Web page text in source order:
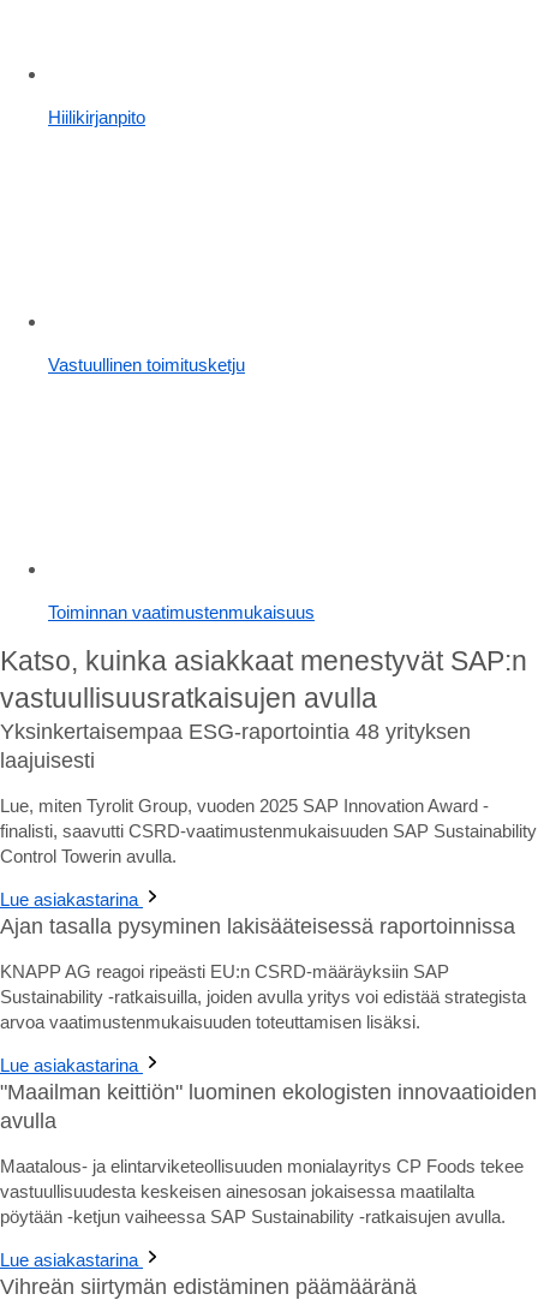
Hiilikirjanpito
Vastuullinen toimitusketju
Toiminnan vaatimustenmukaisuus
Katso, kuinka asiakkaat menestyvät SAP:n
vastuullisuusratkaisujen avulla
Yksinkertaisempaa ESG-raportointia 48 yrityksen
laajuisesti
Lue, miten Tyrolit Group, vuoden 2025 SAP Innovation Award -
finalisti, saavutti CSRD-vaatimustenmukaisuuden SAP Sustainability
Control Towerin avulla.
Lue asiakastarina
Ajan tasalla pysyminen lakisääteisessä raportoinnissa
KNAPP AG reagoi ripeästi EU:n CSRD-määräyksiin SAP
Sustainability -ratkaisuilla, joiden avulla yritys voi edistää strategista
arvoa vaatimustenmukaisuuden toteuttamisen lisäksi.
Lue asiakastarina
"Maailman keittiön" luominen ekologisten innovaatioiden
avulla
Maatalous- ja elintarviketeollisuuden monialayritys CP Foods tekee
vastuullisuudesta keskeisen ainesosan jokaisessa maatilalta
pöytään -ketjun vaiheessa SAP Sustainability -ratkaisujen avulla.
Lue asiakastarina
Vihreän siirtymän edistäminen päämääränä